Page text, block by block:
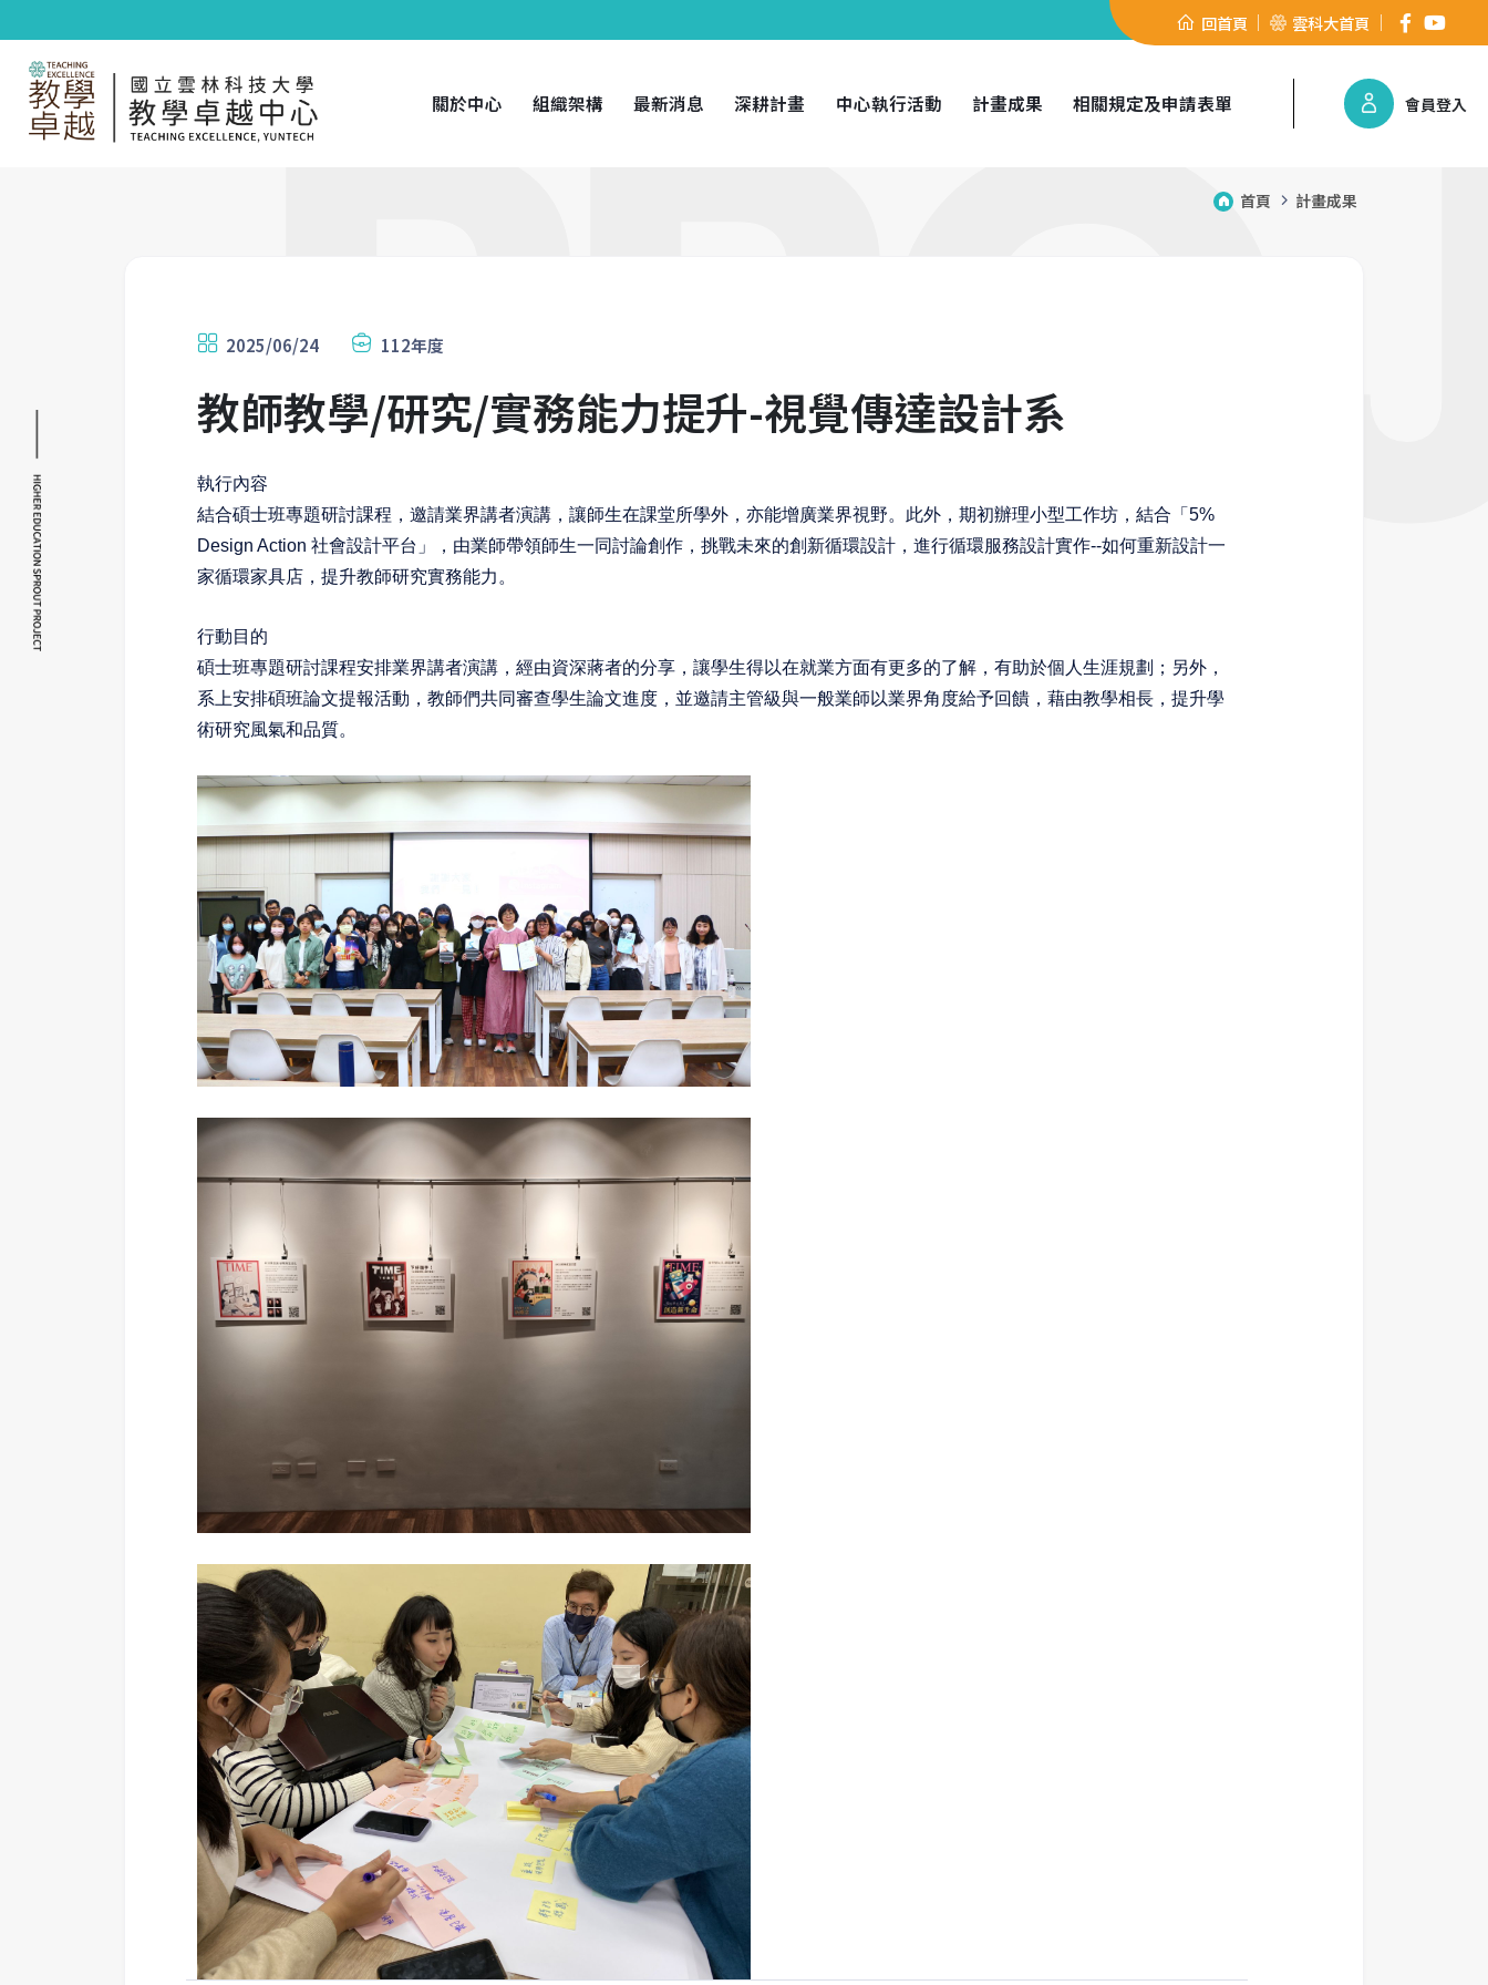
回首頁 雲科大首頁
關於中心 組織架構 最新消息 深耕計畫 中心執行活動 計畫成果 相關規定及申請表單 會員登入
首頁 計畫成果
2025/06/24 112年度
教師教學/研究/實務能力提升-視覺傳達設計系
執行內容
結合碩士班專題研討課程，邀請業界講者演講，讓師生在課堂所學外，亦能增廣業界視野。此外，期初辦理小型工作坊，結合「5%
Design Action 社會設計平台」，由業師帶領師生一同討論創作，挑戰未來的創新循環設計，進行循環服務設計實作--如何重新設計一
家循環家具店，提升教師研究實務能力。
行動目的
碩士班專題研討課程安排業界講者演講，經由資深蔣者的分享，讓學生得以在就業方面有更多的了解，有助於個人生涯規劃；另外，
系上安排碩班論文提報活動，教師們共同審查學生論文進度，並邀請主管級與一般業師以業界角度給予回饋，藉由教學相長，提升學
術研究風氣和品質。